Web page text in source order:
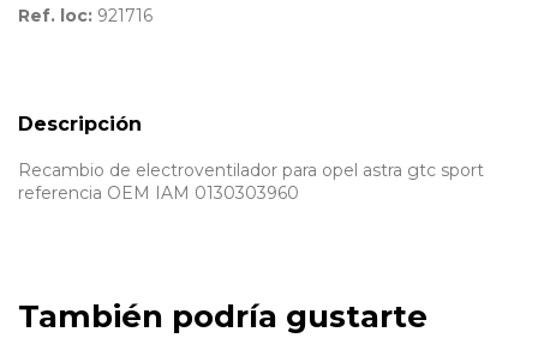
Ref. loc: 921716
Descripción
Recambio de electroventilador para opel astra gtc sport
referencia OEM IAM 0130303960
También podría gustarte